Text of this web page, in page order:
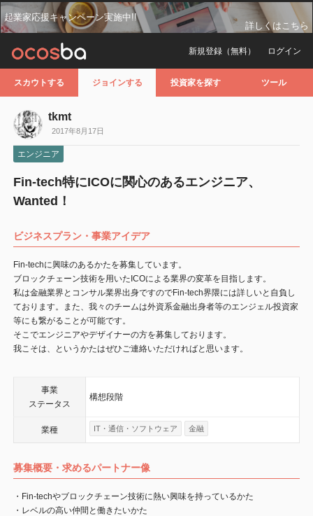
起業家応援キャンペーン実施中!!
詳しくはこちら
ログイン
新規登録（無料）
スカウトする ジョインする 投資家を探す ツール
tkmt
2017年8月17日
エンジニア
Fin-tech特にICOに関心のあるエンジニア、
Wanted！
ビジネスプラン・事業アイデア
Fin-techに興味のあるかたを募集しています。
ブロックチェーン技術を用いたICOによる業界の変革を目指します。
私は金融業界とコンサル業界出身ですのでFin-tech界隈には詳しいと自負し
ております。また、我々のチームは外資系金融出身者等のエンジェル投資家
等にも繋がることが可能です。
そこでエンジニアやデザイナーの方を募集しております。
我こそは、というかたはぜひご連絡いただければと思います。
事業
ステータス
構想段階
業種 IT・通信・ソフトウェア 金融
募集概要・求めるパートナー像
・Fin-techやブロックチェーン技術に熱い興味を持っているかた
・レベルの高い仲間と働きたいかた